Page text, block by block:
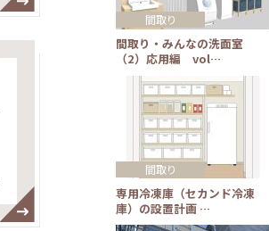
間取り・みんなの洗面室
（2）応用編 vol…
間取り
専用冷凍庫（セカンド冷凍
庫）の設置計画 …
間取り